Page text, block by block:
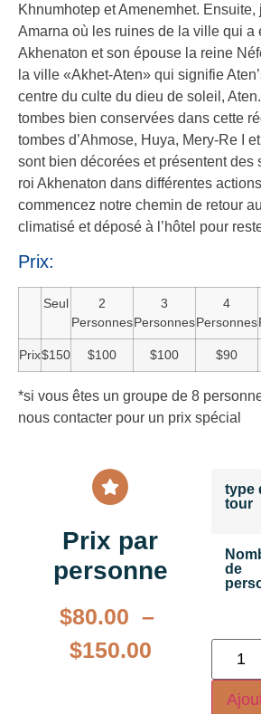
Khnumhotep et Amenemhet. Ensuite,
Amarna où les ruines de la ville qui a
Akhenaton et son épouse la reine
la ville «Akhet-Aten» qui signifie
centre du culte du dieu de soleil,
tombes bien conservées dans cette
tombes d’Ahmose, Huya, Mery-Re I
sont bien décorées et présentent des
roi Akhenaton dans différentes
commencez notre chemin de retour
climatisé et déposé à l’hôtel pour
Prix:
Seul
2
Personnes
3
Personnes
4
Personnes
Prix$150 $100 $100 $90
*si vous êtes un groupe de 8
nous contacter pour un prix spécial
Prix par
personne
$80.00 –
$150.00
type
tour
de